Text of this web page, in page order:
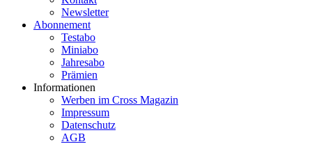
Newsletter
Abonnement
Testabo
Miniabo
Jahresabo
Prämien
Informationen
Werben im Cross Magazin
Impressum
Datenschutz
AGB